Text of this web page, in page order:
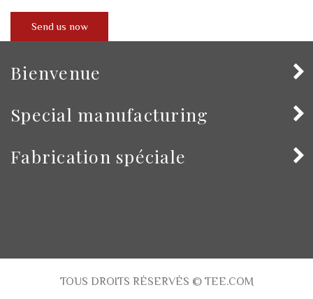
Bienvenue
Special manufacturing
Fabrication spéciale
TOUS DROITS RÉSERVÉS © TEE.COM